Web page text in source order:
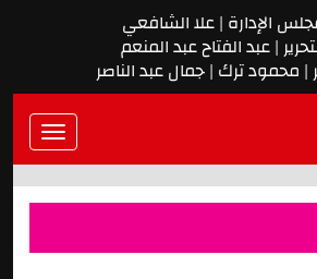
الإدارة | علا الشافعي
| عبد الفتاح عبد المنعم
| محمود ترك | جمال عبد الناصر
Toggle